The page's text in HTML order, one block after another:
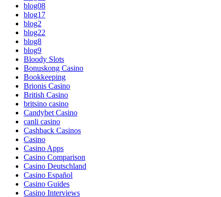
blog08
blog17
blog2
blog22
blog8
blog9
Bloody Slots
Bonuskong Casino
Bookkeeping
Brionis Casino
British Casino
britsino casino
Candybet Casino
canli casino
Cashback Casinos
Casino
Casino Apps
Casino Comparison
Casino Deutschland
Casino Español
Casino Guides
Casino Interviews